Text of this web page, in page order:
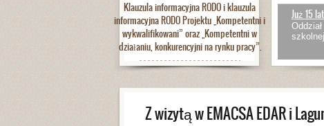
Klauzula informacyjna RODO i klauzula
informacyjna RODO Projektu „Kompetentni i
wykwalifikowani” oraz „Kompetentni w
działaniu, konkurencyjni na rynku pracy”.
Już 15
Z wizytą w EMACSA EDAR i